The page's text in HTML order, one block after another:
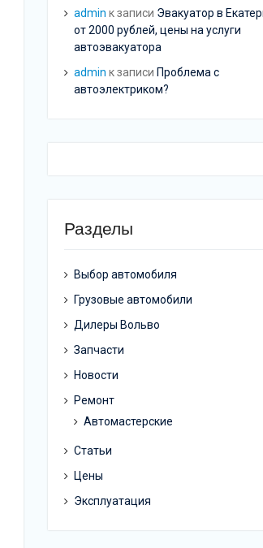
admin к записи Эвакуатор в
от 2000 рублей, цены на услуги
автоэвакуатора
admin к записи Проблема с
автоэлектриком?
Разделы
Выбор автомобиля
Грузовые автомобили
Дилеры Вольво
Запчасти
Новости
Ремонт
Автомастерские
Статьи
Цены
Эксплуатация